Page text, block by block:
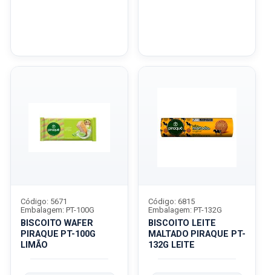
BISCOITO WAFER
PIRAQUE PT-100G
LIMÃO
Código: 5671
Embalagem: PT-100G
BISCOITO LEITE
MALTADO PIRAQUE PT-
132G LEITE
Código: 6815
Embalagem: PT-132G